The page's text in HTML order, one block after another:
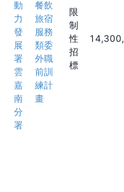
動
力
發
展
署
雲
嘉
南
分
署
餐飲
旅宿
服務
類委
外職
前訓
練計
畫
限
制
性
招
標